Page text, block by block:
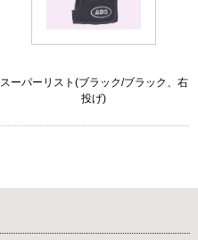
スーパーリスト(ブラック/ブラック、右
投げ)